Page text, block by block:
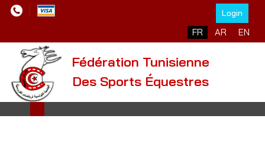
Login
Sélectionnez votre
FR AR EN
Fédération Tunisienne
Des Sports Équestres